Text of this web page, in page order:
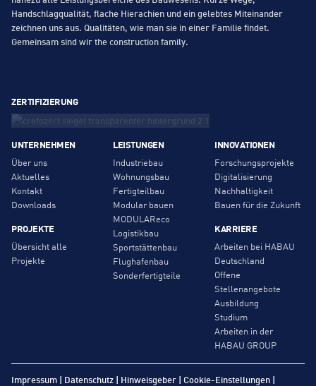
Handschlagqualität, flache Hierachien und ein gelebtes Miteinander
zeichnen uns aus. Qualitäten, wie man sie in einer Familie findet.
Gemeinsam sind wir the construction family.
ZERTIFIZIERUNG
UNTERNEHMEN
Über uns
Aktuelles
Kontakt
Downloads
PROJEKTE
Übersicht alle
Projekte
LEISTUNGEN
Industriebau
Wohnungsbau
Fertigteilbau
Modular bauen
MODULAReco
Logistikbau
Sportstättenbau
Flughafenbau
Sonderfertigteile
INNOVATIONEN
Forschungsprojekte
Digitalisierung
Nachhaltigkeit
Bauen für die Zukunft
KARRIERE
Arbeiten bei HABAU
Deutschland
Offene
Stellenangebote
Ausbildung
Studium
Arbeiten in der
HABAU GROUP
Impressum | Datenschutz | Hinweisgeber | Cookie-Einstellungen |